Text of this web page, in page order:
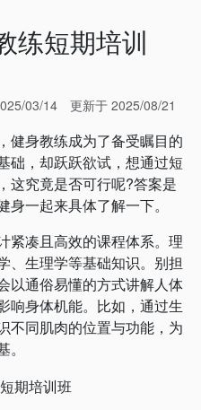
练短期培训
03/14 更新于 2025/08/21
身教练成为了备受瞩目的
础，却跃跃欲试，想通过短
这究竟是否可行呢?答案是
一起来具体了解一下。
凑且高效的课程体系。理
、生理学等基础知识。别担
以通俗易懂的方式讲解人体
响身体机能。比如，通过生
不同肌肉的位置与功能，为